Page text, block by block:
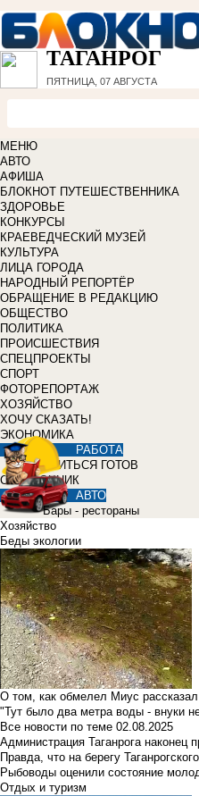
ТАГАНРОГ
ПЯТНИЦА, 07 АВГУСТА
МЕНЮ
АВТО
АФИША
БЛОКНОТ ПУТЕШЕСТВЕННИКА
ЗДОРОВЬЕ
КОНКУРСЫ
КРАЕВЕДЧЕСКИЙ МУЗЕЙ
КУЛЬТУРА
ЛИЦА ГОРОДА
НАРОДНЫЙ РЕПОРТЁР
ОБРАЩЕНИЕ В РЕДАКЦИЮ
ОБЩЕСТВО
ПОЛИТИКА
ПРОИСШЕСТВИЯ
СПЕЦПРОЕКТЫ
СПОРТ
ФОТОРЕПОРТАЖ
ХОЗЯЙСТВО
ХОЧУ СКАЗАТЬ!
ЭКОНОМИКА
РАБОТА
УЧИТЬСЯ ГОТОВ
СПРАВОЧНИК
АВТО
Бары - рестораны
Хозяйство
Беды экологии
О том, как обмелел Миус рассказал
"Тут было два метра воды - внуки
Все новости по теме 02.08.2025
Администрация Таганрога наконец
Правда, что на берегу
Рыбоводы оценили состояние
Отдых и туризм